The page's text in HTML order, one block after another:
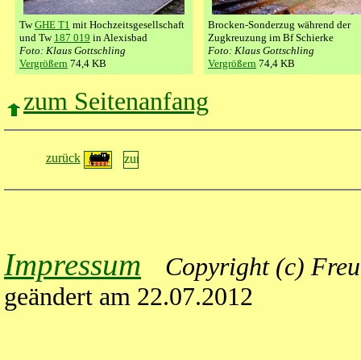
Tw GHE T1 mit Hochzeitsgesellschaft
und Tw 187 019 in Alexisbad
Foto: Klaus Gottschling
Vergrößern 74,4 KB
Brocken-Sonderzug während der
Zugkreuzung im BfSchierke
Foto: Klaus Gottschling
Vergrößern 74,4 KB
zum Seitenanfang
zurück
Impressum Copyright(c)
geändert am 22.07.2012